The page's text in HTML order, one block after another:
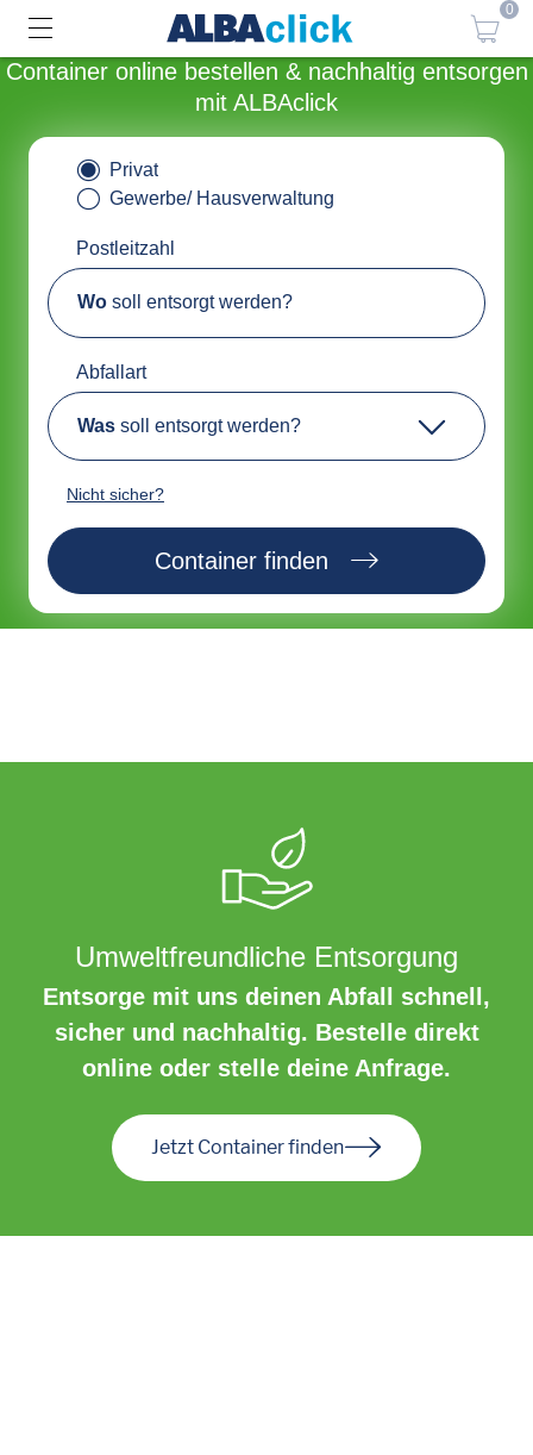
0
Container online bestellen & nachhaltig entsorgen
mit ALBAclick
Privat
Gewerbe/ Hausverwaltung
Postleitzahl
Wo soll entsorgt werden?
Abfallart
Was soll entsorgt werden?
Nicht sicher?
Container finden
Umweltfreundliche Entsorgung
Entsorge mit uns deinen Abfall schnell,
sicher und nachhaltig. Bestelle direkt
online oder stelle deine Anfrage.
Jetzt Container finden